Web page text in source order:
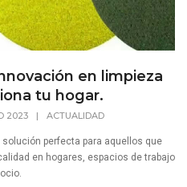
en limpieza
tu hogar.
2023 | ACTUALIDAD
perfecta para aquellos que
en hogares, espacios de trabajo